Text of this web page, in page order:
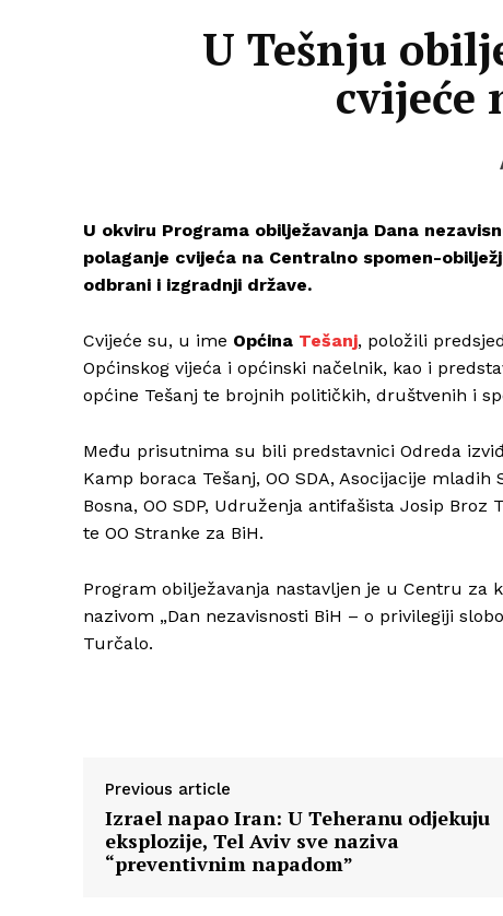
U Tešnju
cvijeće
U okviru Programa obilježavanja Dana
polaganje cvijeća na Centralno spomen-
odbrani i izgradnji države.
Cvijeće su, u ime Općina Tešanj, položili
Općinskog vijeća i općinski načelnik, kao i
općine Tešanj te brojnih političkih, društvenih i
Među prisutnima su bili predstavnici Odreda
Kamp boraca Tešanj, OO SDA, Asocijacije
Bosna, OO SDP, Udruženja antifašista Josip
te OO Stranke za BiH.
Program obilježavanja nastavljen je u Centru
nazivom „Dan nezavisnosti BiH – o privilegiji
Turčalo.
Previous article
Izrael napao Iran: U Teheranu odjekuju
eksplozije, Tel Aviv sve naziva
“preventivnim napadom”